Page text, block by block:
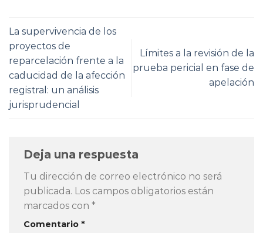
La supervivencia de los
proyectos de
reparcelación frente a la
caducidad de la afección
registral: un análisis
jurisprudencial
Límites a la revisión de la
prueba pericial en fase de
apelación
Deja una respuesta
Tu dirección de correo electrónico no será
publicada. Los campos obligatorios están
marcados con *
Comentario *